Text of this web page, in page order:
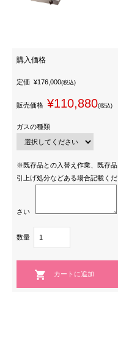
購入価格
定価 ¥176,000(税込)
販売価格 ¥110,880(税込)
ガスの種類
※既存品との入替え作業、既存品
引上げ処分などある場合記載くだ
さい
数量